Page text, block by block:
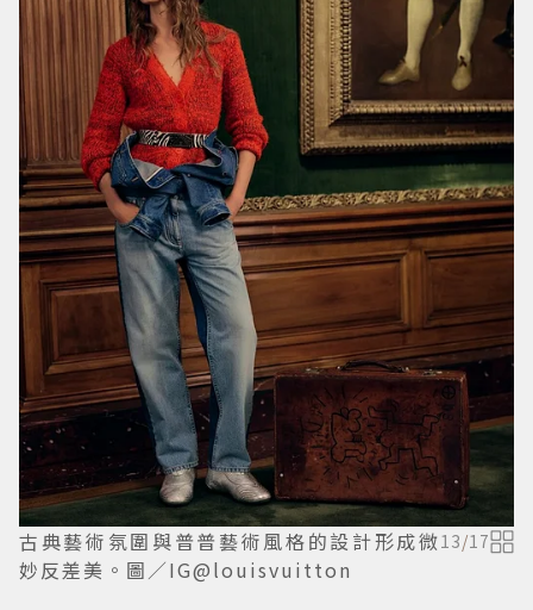
古典藝術氛圍與普普藝術風格的設計形成微
妙反差美。圖／IG@louisvuitton
13/17